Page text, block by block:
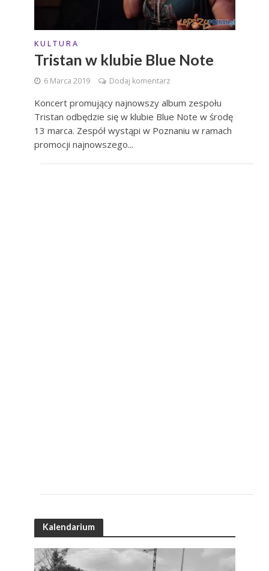
K U L T U R A
Tristan w klubie Blue Note
6 Marca 2019 Dodaj komentarz
Koncert promujący najnowszy album zespołu
Tristan odbędzie się w klubie Blue Note w środę
13 marca. Zespół wystąpi w Poznaniu w ramach
promocji najnowszego...
Kalendarium